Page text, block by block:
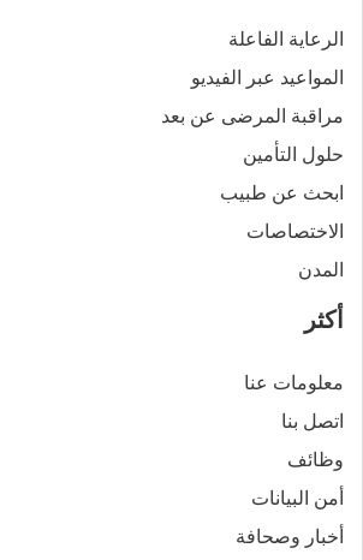
الرعاية الفاعلة
المواعيد عبر الفيديو
مراقبة المرضى عن بعد
حلول التأمين
ابحث عن طبيب
الاختصاصات
المدن
أكثر
معلومات عنا
اتصل بنا
وظائف
أمن البيانات
أخبار وصحافة